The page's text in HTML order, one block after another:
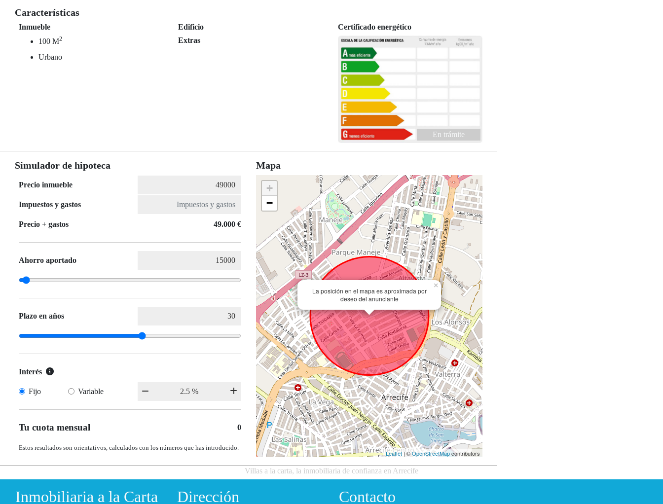
Características
Inmueble
100 M2
Urbano
Edificio
Extras
Certificado energético
En trámite
Simulador de hipoteca
Precio inmueble
Impuestos y gastos
Precio + gastos 49.000 €
Ahorro aportado
Plazo en años
Interés
Fijo Variable
Tu cuota mensual 0
Estos resultados son orientativos, calculados con los números que has introducido.
Mapa
La posición en el mapa es aproximada por
deseo del anunciante
×
+
−
Leaflet| ©OpenStreetMapcontributors
Villas a la carta, la inmobiliaria de confianza en Arrecife
Inmobiliaria a la Carta Dirección Contacto